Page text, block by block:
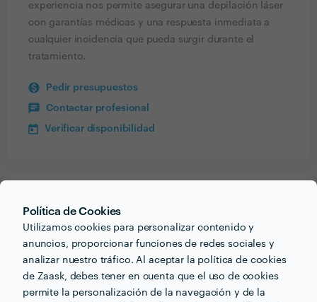
Política de Cookies
Utilizamos cookies para personalizar contenido y
anuncios, proporcionar funciones de redes sociales y
analizar nuestro tráfico. Al aceptar la política de cookies
de Zaask, debes tener en cuenta que el uso de cookies
permite la personalización de la navegación y de la
experiencia nos permite asegurar una depilación láser
con garantías médicas y una respuesta inmediata a
cualquier incidencia que pueda surgir durante el
tratamiento.
Pedir presupuestos
Contactar profesional
Verificar disponibilidad
Dermitek